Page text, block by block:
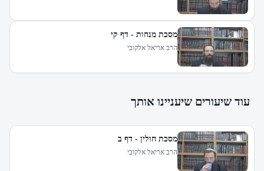
מסכת מנחות - דף קי
הרב אריאל אלקובי
עוד שיעורים שיעניינו אותך
מסכת חולין - דף ב
הרב אריאל אלקובי